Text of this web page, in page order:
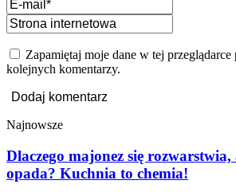
Zapamiętaj moje dane w tej przeglądarce
kolejnych komentarzy.
Najnowsze
Dlaczego majonez się
opada? Kuchnia to chemia!